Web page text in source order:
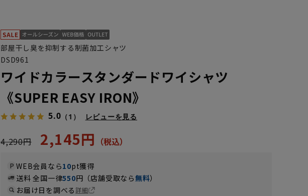
4L47cm/84cm 4L47cm/88cm 5L49cm/84cm
部屋干し臭を抑制する制菌加工シャツ
DSD961
ワイドカラースタンダードワイシャツ
《SUPER EASY IRON》
5.0 （1） レビューを見る
4,290円 2,145円
WEB会員なら10pt獲得
送料 全国一律550円（店舗受取なら無料）
お届け日を調べる詳細